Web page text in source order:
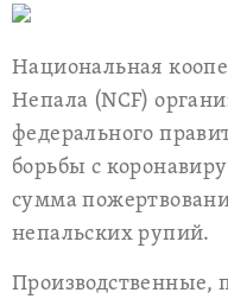
Национальная
Непала (NCF)
федерального
борьбы с
сумма
непальских рупий.
Производственные,